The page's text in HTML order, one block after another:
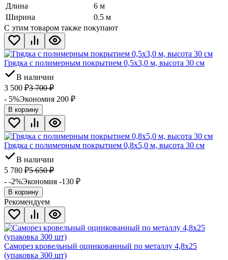
Длина
6 м
Ширина
0.5 м
С этим товаром также покупают
Грядка с полимерным покрытием 0,5х3,0 м, высота 30 см
В наличии
3 500 ₽3 700 ₽
- 5%Экономия 200 ₽
В корзину
Грядка с полимерным покрытием 0,8х5,0 м, высота 30 см
В наличии
5 780 ₽5 650 ₽
- -2%Экономия -130 ₽
В корзину
Рекомендуем
Саморез кровельный оцинкованный по металлу 4,8х25
(упаковка 300 шт)